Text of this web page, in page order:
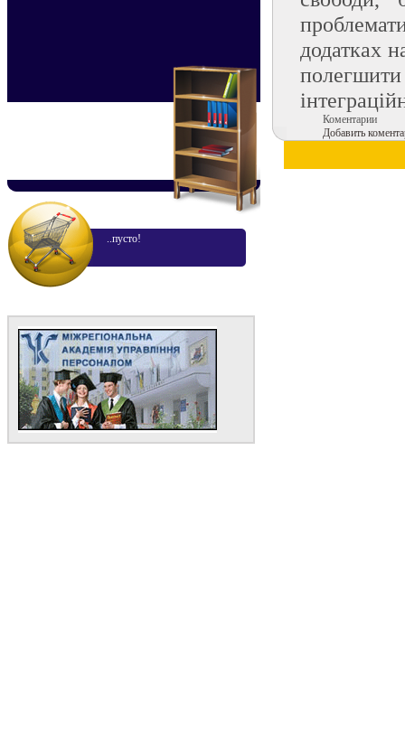
..пусто!
додатках
Коментарии
Добавить